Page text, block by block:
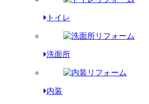
トイレ
洗面所
内装